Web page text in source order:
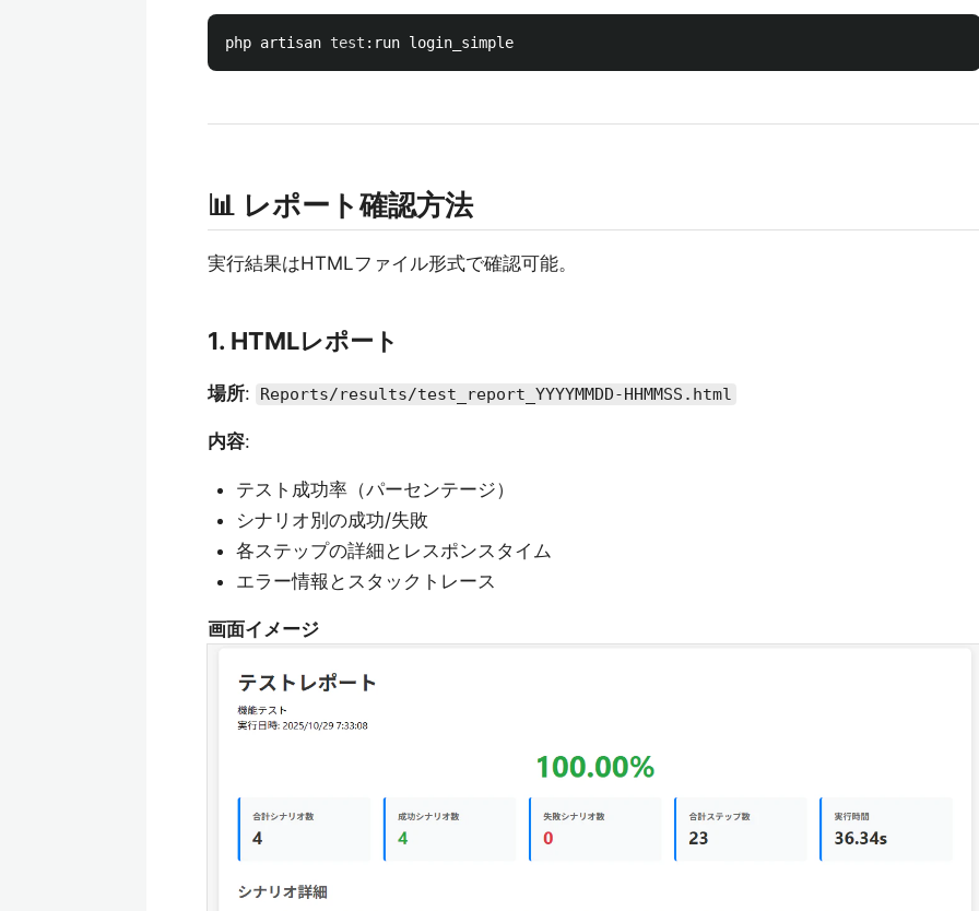
php artisan test
📊 レポート確認方法
実行結果はHTMLファイル形式で確認可能。
1. HTMLレポート
場所: Reports/results/test_report_YYYYMMDD-HHMMSS.html
内容:
テスト成功率（パーセンテージ）
シナリオ別の成功/失敗
各ステップの詳細とレスポンスタイム
エラー情報とスタックトレース
画面イメージ